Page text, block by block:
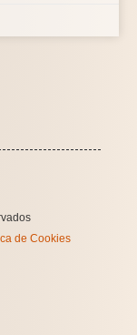
de Cookies